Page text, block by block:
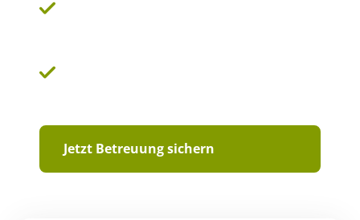
Jetzt Betreuung sichern